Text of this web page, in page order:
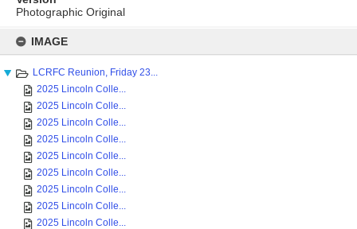
content
IMAGE
LCRFC Reunion, Friday 23...
2025 Lincoln Colle...
2025 Lincoln Colle...
2025 Lincoln Colle...
2025 Lincoln Colle...
2025 Lincoln Colle...
2025 Lincoln Colle...
2025 Lincoln Colle...
2025 Lincoln Colle...
2025 Lincoln Colle...
Photographic Original